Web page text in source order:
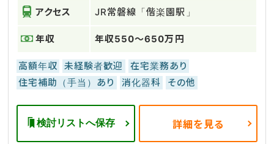
アクセス JR常磐線「偕楽園駅」
年収 年収550～650万円
高額年収 未経験者歓迎
在宅業務あり
住宅補助（手当）あり
消化器科 その他
検討リストへ保存 詳細を見る